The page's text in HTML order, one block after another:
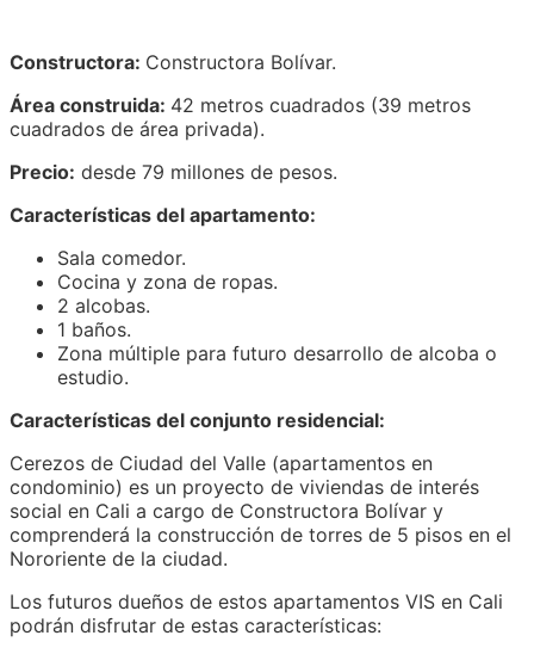
Constructora: Constructora Bolívar.
Área construida: 42 metros cuadrados (39 metros
cuadrados de área privada).
Precio: desde 79 millones de pesos.
Características del apartamento:
Sala comedor.
Cocina y zona de ropas.
2 alcobas.
1 baños.
Zona múltiple para futuro desarrollo de alcoba o
estudio.
Características del conjunto residencial:
Cerezos de Ciudad del Valle (apartamentos en
condominio) es un proyecto de viviendas de interés
social en Cali a cargo de Constructora Bolívar y
comprenderá la construcción de torres de 5 pisos en el
Nororiente de la ciudad.
Los futuros dueños de estos apartamentos VIS en Cali
podrán disfrutar de estas características: